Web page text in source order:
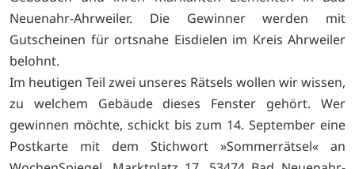
Neuenahr-Ahrweiler. Die Gewinner werden mit
Gutscheinen für ortsnahe Eisdielen im Kreis Ahrweiler
belohnt.
Im heutigen Teil zwei unseres Rätsels wollen wir wissen,
zu welchem Gebäude dieses Fenster gehört. Wer
gewinnen möchte, schickt bis zum 14. September eine
Postkarte mit dem Stichwort »Sommerrätsel« an